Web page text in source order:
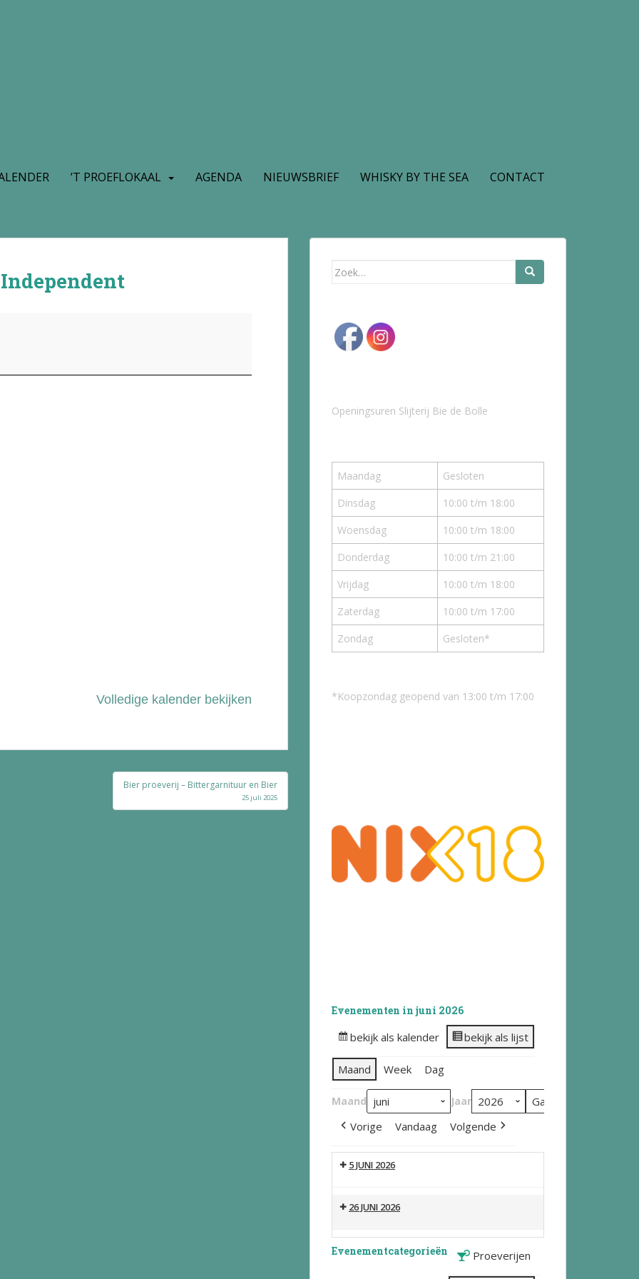
’T PROEFLOKAAL AGENDA NIEUWSBRIEF WHISKY BY THE SEA CONTACT
Volledige kalender bekijken
Bier proeverij – Bittergarnituur en Bier
25 juli 2025
Zoek
Openingsuren Slijterij Bie de Bolle
Maandag
Gesloten
Dinsdag
10:00 t/m 18:00
Woensdag
10:00 t/m 18:00
Donderdag
10:00 t/m 21:00
Vrijdag
10:00 t/m 18:00
Zaterdag
10:00 t/m 17:00
Zondag
Gesloten*
*Koopzondag geopend van 13:00 t/m 17:00
Evenementen in juni 2026
bekijk als kalender bekijk als lijst
Maand Week Dag
Maand Jaar
Vorige Vandaag Volgende
5 JUNI 2026
26 JUNI 2026
Evenementcategorieën Proeverijen